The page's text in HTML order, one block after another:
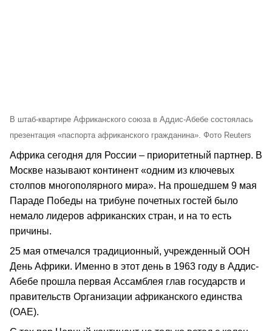
В штаб-квартире Африканского союза в Аддис-Абебе состоялась
презентация «паспорта африканского гражданина». Фото Reuters
Африка сегодня для России – приоритетный партнер. В
Москве называют континент «одним из ключевых
столпов многополярного мира». На прошедшем 9 мая
Параде Победы на трибуне почетных гостей было
немало лидеров африканских стран, и на то есть
причины.
25 мая отмечался традиционный, учрежденный ООН
День Африки. Именно в этот день в 1963 году в Аддис-
Абебе прошла первая Ассамблея глав государств и
правительств Организации африканского единства
(ОАЕ).